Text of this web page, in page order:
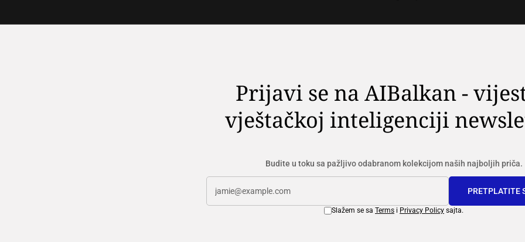
Prijavi se na AIBalkan -
vještačkoj inteligenciji
Budite u toku sa pažljivo odabranom kolekcijom naših najboljih priča.
PRETPLATITE
Slažem se sa Terms i Privacy Policy sajta.